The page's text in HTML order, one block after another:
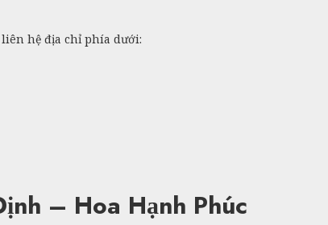
hệ địa chỉ phía dưới:
– Hoa Hạnh Phúc